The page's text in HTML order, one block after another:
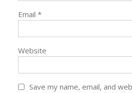
Email*
Website
Save my name, email, and